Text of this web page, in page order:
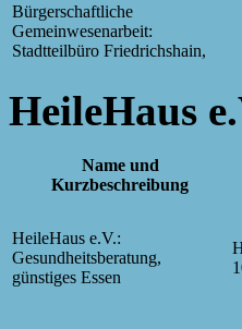
Bürgerschaftliche
Gemeinwesenarbeit:
Stadtteilbüro Friedrichshain,
HeileHaus
Name und
Kurzbeschreibung
HeileHaus e.V.:
Gesundheitsberatung,
günstiges Essen